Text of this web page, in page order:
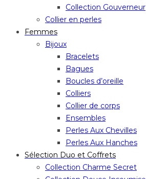
Collection Gouverneur
Collier en perles
Femmes
Bijoux
Bracelets
Bagues
Boucles d’oreille
Colliers
Collier de corps
Ensembles
Perles Aux Chevilles
Perles Aux Hanches
Sélection Duo et Coffrets
Collection Charme Secret